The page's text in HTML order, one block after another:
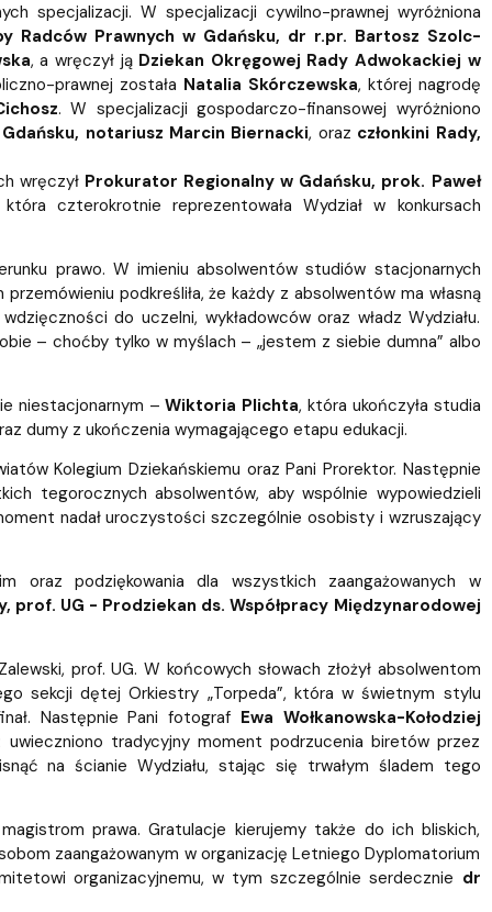
specjalizacji. W specjalizacji cywilno-prawnej wyróżniona
Radców Prawnych w Gdańsku, dr r.pr. Bartosz Szolc-
, a wręczył ją Dziekan Okręgowej Rady Adwokackiej w
prawnej została Natalia Skórczewska, której nagrodę
. W specjalizacji gospodarczo-finansowej wyróżniono
notariusz Marcin Biernacki, oraz członkini Rady,
wręczył Prokurator Regionalny w Gdańsku, prok. Paweł
czterokrotnie reprezentowała Wydział w konkursach
prawo. W imieniu absolwentów studiów stacjonarnych
podkreśliła, że każdy z absolwentów ma własną
do uczelni, wykładowców oraz władz Wydziału.
– choćby tylko w myślach – „jestem z siebie dumna” albo
niestacjonarnym –Wiktoria Plichta, która ukończyła studia
dumy z ukończenia wymagającego etapu edukacji.
Kolegium Dziekańskiemu oraz Pani Prorektor. Następnie
tegorocznych absolwentów, aby wspólnie wypowiedzieli
nadał uroczystości szczególnie osobisty i wzruszający
oraz podziękowania dla wszystkich zaangażowanych w
prof. UG - Prodziekan ds. Współpracy Międzynarodowej
prof. UG. W końcowych słowach złożył absolwentom
sekcji dętej Orkiestry „Torpeda”, która w świetnym stylu
Następnie Pani fotograf Ewa Wołkanowska-Kołodziej
tradycyjny moment podrzucenia biretów przez
na ścianie Wydziału, stając się trwałym śladem tego
prawa. Gratulacje kierujemy także do ich bliskich,
zaangażowanym w organizację Letniego Dyplomatorium
organizacyjnemu, w tym szczególnie serdecznie dr